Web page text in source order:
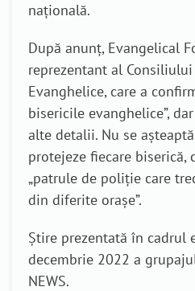
națională.
După anunț, Evangelical
reprezentant al
Evanghelice, care a
bisericile evanghelice”,
alte detalii. Nu se
protejeze fiecare
„patrule de poliție care
din diferite orașe”.
Știre prezentată în cadrul
decembrie 2022 a
NEWS.